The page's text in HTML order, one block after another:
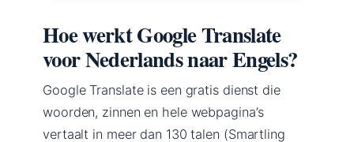
Hoe werkt Google Translate
voor Nederlands naar Engels?
Google Translate is een gratis dienst die
woorden, zinnen en hele webpagina’s
vertaalt in meer dan 130 talen (Smartling